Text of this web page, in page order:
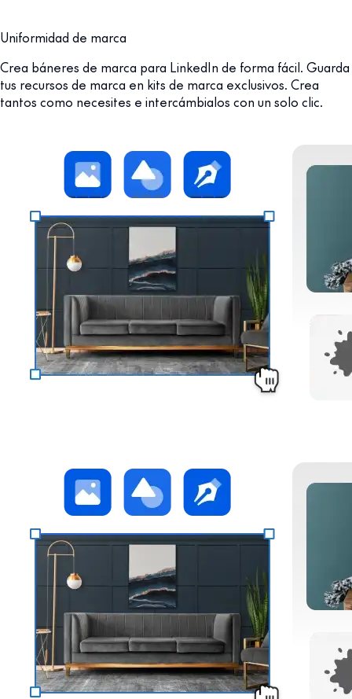
Uniformidad de marca
Crea báneres de marca para LinkedIn de forma fácil. Guarda
tus recursos de marca en kits de marca exclusivos. Crea
tantos como necesites e intercámbialos con un solo clic.